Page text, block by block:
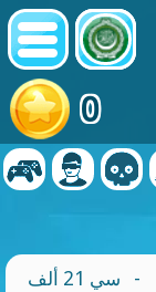
0
- سي 21 ألف